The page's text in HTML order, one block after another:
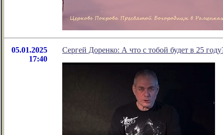
05.01.2025
17:40
Сергей Доренко: А что с тобой будет в 25